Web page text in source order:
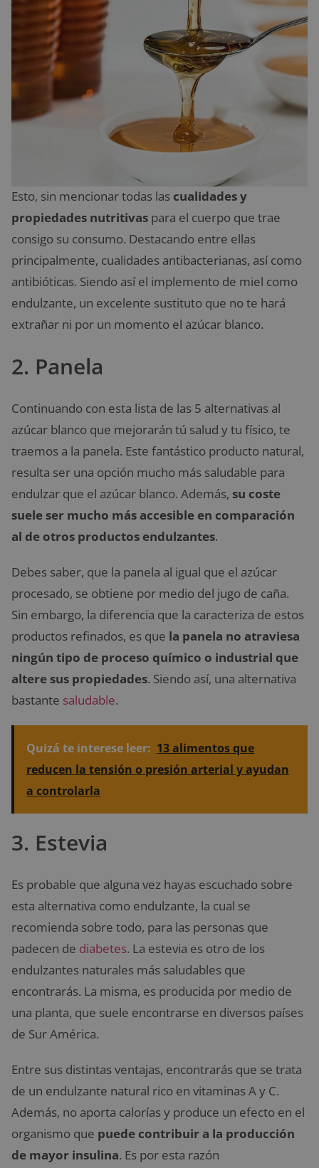
Esto, sin mencionar todas las cualidades y
propiedades nutritivas para el cuerpo que trae
consigo su consumo. Destacando entre ellas
principalmente, cualidades antibacterianas, así como
antibióticas. Siendo así el implemento de miel como
endulzante, un excelente sustituto que no te hará
extrañar ni por un momento el azúcar blanco.
2. Panela
Continuando con esta lista de las 5 alternativas al
azúcar blanco que mejorarán tú salud y tu físico, te
traemos a la panela. Este fantástico producto natural,
resulta ser una opción mucho más saludable para
endulzar que el azúcar blanco. Además, su coste
suele ser mucho más accesible en comparación
al de otros productos endulzantes.
Debes saber, que la panela al igual que el azúcar
procesado, se obtiene por medio del jugo de caña.
Sin embargo, la diferencia que la caracteriza de estos
productos refinados, es que la panela no atraviesa
ningún tipo de proceso químico o industrial que
altere sus propiedades. Siendo así, una alternativa
bastante saludable.
Quizá te interese leer: 13 alimentos que
reducen la tensión o presión arterial y ayudan
a controlarla
3. Estevia
Es probable que alguna vez hayas escuchado sobre
esta alternativa como endulzante, la cual se
recomienda sobre todo, para las personas que
padecen de diabetes. La estevia es otro de los
endulzantes naturales más saludables que
encontrarás. La misma, es producida por medio de
una planta, que suele encontrarse en diversos países
de Sur América.
Entre sus distintas ventajas, encontrarás que se trata
de un endulzante natural rico en vitaminas A y C.
Además, no aporta calorías y produce un efecto en el
organismo que puede contribuir a la producción
de mayor insulina. Es por esta razón